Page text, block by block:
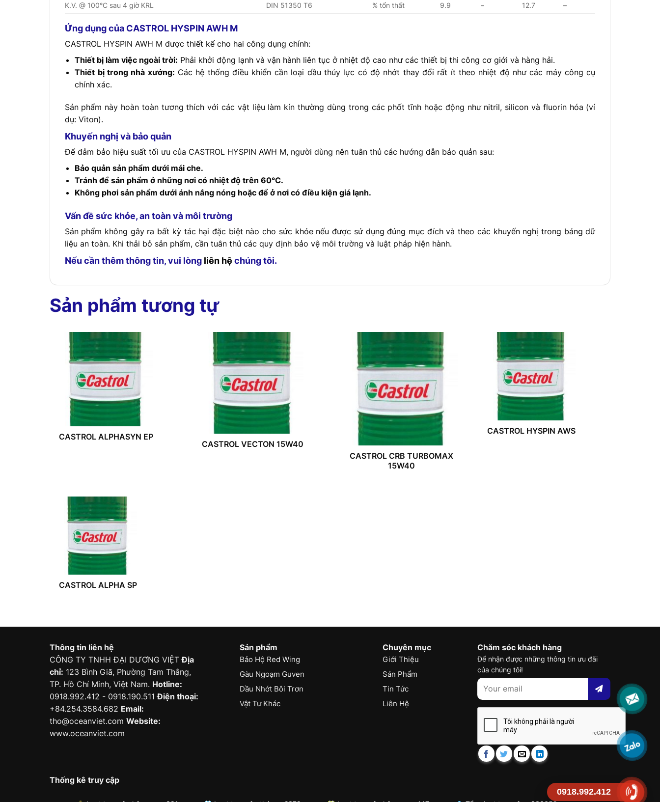
K.V. @ 100°C sau 4 giờ KRL
DIN 51350 T6 % tổn thất 9.9 – 12.7 –
Ứng dụng của CASTROL HYSPIN AWH M
CASTROL HYSPIN AWH M được thiết kế cho hai công dụng chính:
Thiết bị làm việc ngoài trời: Phải khởi động lạnh và vận hành liên tục ở nhiệt độ cao như các thiết bị thi công cơ giới và hàng hải.
Thiết bị trong nhà xưởng: Các hệ thống điều khiển cần loại dầu thủy lực có độ nhớt thay đổi rất ít theo nhiệt độ như các máy công cụ
chính xác.
Sản phẩm này hoàn toàn tương thích với các vật liệu làm kín thường dùng trong các phốt tĩnh hoặc động như nitril, silicon và fluorin hóa (ví
dụ: Viton).
Khuyến nghị và bảo quản
Để đảm bảo hiệu suất tối ưu của CASTROL HYSPIN AWH M, người dùng nên tuân thủ các hướng dẫn bảo quản sau:
Bảo quản sản phẩm dưới mái che.
Tránh để sản phẩm ở những nơi có nhiệt độ trên 60°C.
Không phơi sản phẩm dưới ánh nắng nóng hoặc để ở nơi có điều kiện giá lạnh.
Vấn đề sức khỏe, an toàn và môi trường
Sản phẩm không gây ra bất kỳ tác hại đặc biệt nào cho sức khỏe nếu được sử dụng đúng mục đích và theo các khuyến nghị trong bảng dữ
liệu an toàn. Khi thải bỏ sản phẩm, cần tuân thủ các quy định bảo vệ môi trường và luật pháp hiện hành.
Nếu cần thêm thông tin, vui lòng liên hệ chúng tôi.
Sản phẩm tương tự
CASTROL ALPHASYN EP
CASTROL VECTON 15W40
CASTROL CRB TURBOMAX
15W40
CASTROL HYSPIN AWS
CASTROL ALPHA SP
Thông tin liên hệ
CÔNG TY TNHH ĐẠI DƯƠNG VIỆTĐịa
chỉ: 123 Bình Giã, Phường Tam Thắng,
TP. Hồ Chí Minh, Việt Nam. Hotline:
0918.992.412 - 0918.190.511Điện thoại:
+84.254.3584.682 Email:
tho@oceanviet.com Website:
www.oceanviet.com
Sản phẩm
Bảo Hộ Red Wing
Gàu Ngoạm Guven
Dầu Nhớt Bôi Trơn
Vật Tư Khác
Chuyên mục
Giới Thiệu
Sản Phẩm
Tin Tức
Liên Hệ
Chăm sóc khách hàng
Để nhận được những thông tin ưu đãi
của chúng tôi!
Thống kê truy cập
0918.992.412